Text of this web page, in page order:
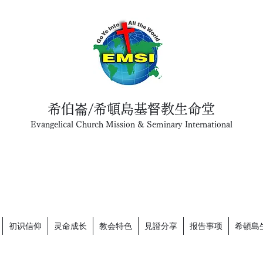
希伯崙/希頓島基督教生命堂
Evangelical Church Mission & Seminary International
初识信仰 灵命成长 教会特色 見證分享 报告事项 希頓島